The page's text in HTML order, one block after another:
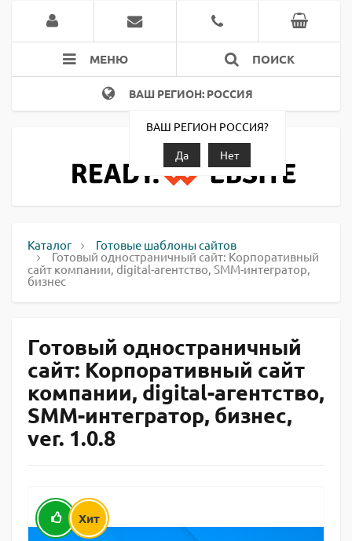
МЕНЮ ПОИСК
ВАШ РЕГИОН: РОССИЯ
ВАШ РЕГИОН РОССИЯ?
Да
Нет
Каталог Готовые шаблоны сайтов
Готовый одностраничный сайт: Корпоративный
сайт компании, digital-агентство, SMM-интегратор,
бизнес
Готовый одностраничный
сайт: Корпоративный сайт
компании, digital-агентство,
SMM-интегратор, бизнес,
ver. 1.0.8
Хит